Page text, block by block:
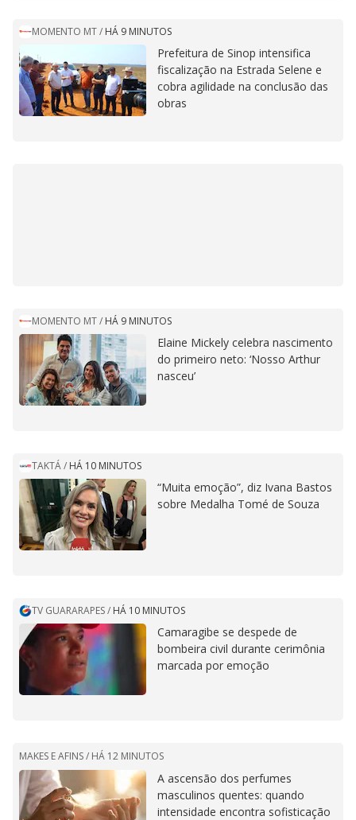
MOMENTO MT/ HÁ 9 MINUTOS
Prefeitura de Sinop intensifica
fiscalização na Estrada Selene e
cobra agilidade na conclusão das
obras
MOMENTO MT/ HÁ 9 MINUTOS
Elaine Mickely celebra nascimento
do primeiro neto: ‘Nosso Arthur
nasceu’
TAKTÁ/ HÁ 10 MINUTOS
“Muita emoção”, diz Ivana Bastos
sobre Medalha Tomé de Souza
TV GUARARAPES/ HÁ 10 MINUTOS
Camaragibe se despede de
bombeira civil durante cerimônia
marcada por emoção
MAKES E AFINS / HÁ 12 MINUTOS
A ascensão dos perfumes
masculinos quentes: quando
intensidade encontra sofisticação